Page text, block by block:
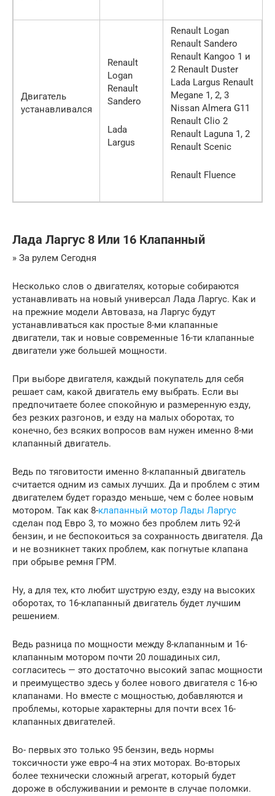
Двигатель
устанавливался
Renault
Logan
Renault
Sandero
Lada
Largus
Renault Logan
Renault Sandero
Renault Kangoo 1 и
2 Renault Duster
Lada Largus Renault
Megane 1, 2, 3
Nissan Almera G11
Renault Clio 2
Renault Laguna 1, 2
Renault Scenic
Renault Fluence
Лада Ларгус 8 Или 16 Клапанный
» За рулем Сегодня
Несколько слов о двигателях, которые собираются
устанавливать на новый универсал Лада Ларгус. Как и
на прежние модели Автоваза, на Ларгус будут
устанавливаться как простые 8-ми клапанные
двигатели, так и новые современные 16-ти клапанные
двигатели уже большей мощности.
При выборе двигателя, каждый покупатель для себя
решает сам, какой двигатель ему выбрать. Если вы
предпочитаете более спокойную и размеренную езду,
без резких разгонов, и езду на малых оборотах, то
конечно, без всяких вопросов вам нужен именно 8-ми
клапанный двигатель.
Ведь по тяговитости именно 8-клапанный двигатель
считается одним из самых лучших. Да и проблем с этим
двигателем будет гораздо меньше, чем с более новым
мотором. Так как 8-клапанный мотор Лады Ларгус
сделан под Евро 3, то можно без проблем лить 92-й
бензин, и не беспокоиться за сохранность двигателя. Да
и не возникнет таких проблем, как погнутые клапана
при обрыве ремня ГРМ.
Ну, а для тех, кто любит шуструю езду, езду на высоких
оборотах, то 16-клапанный двигатель будет лучшим
решением.
Ведь разница по мощности между 8-клапанным и 16-
клапанным мотором почти 20 лошадиных сил,
согласитесь — это достаточно высокий запас мощности
и преимущество здесь у более нового двигателя с 16-ю
клапанами. Но вместе с мощностью, добавляются и
проблемы, которые характерны для почти всех 16-
клапанных двигателей.
Во- первых это только 95 бензин, ведь нормы
токсичности уже евро-4 на этих моторах. Во-вторых
более технически сложный агрегат, который будет
дороже в обслуживании и ремонте в случае поломки.